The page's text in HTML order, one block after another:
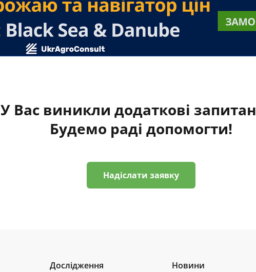
У Вас виникли додаткові
Будемо раді допомогти!
Надіслати заявку
Дослідження Новини